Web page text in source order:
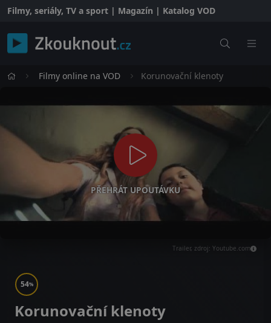
Filmy, seriály, TV a sport | Magazín | Katalog VOD
Filmy online na VOD Korunovační klenoty
PŘEHRÁT UPOUTÁVKU
Trailer, zdroj: Youtube.com
54%
Korunovační klenoty